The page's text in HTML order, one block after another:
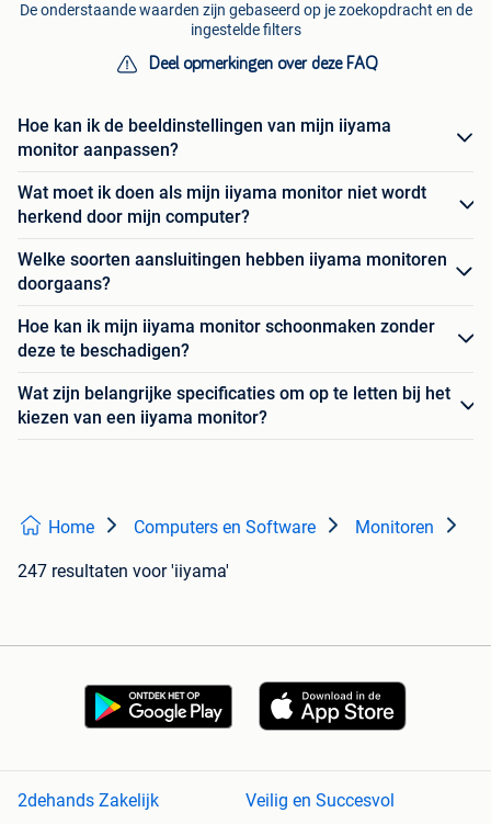
De onderstaande waarden zijn gebaseerd op je zoekopdracht en de
ingestelde filters
Deel opmerkingen over deze FAQ
Hoe kan ik de beeldinstellingen van mijn iiyama
monitor aanpassen?
Wat moet ik doen als mijn iiyama monitor niet wordt
herkend door mijn computer?
Welke soorten aansluitingen hebben iiyama monitoren
doorgaans?
Hoe kan ik mijn iiyama monitor schoonmaken zonder
deze te beschadigen?
Wat zijn belangrijke specificaties om op te letten bij het
kiezen van een iiyama monitor?
Home Computers en Software Monitoren
247 resultaten voor 'iiyama'
2dehands Zakelijk Veilig en Succesvol